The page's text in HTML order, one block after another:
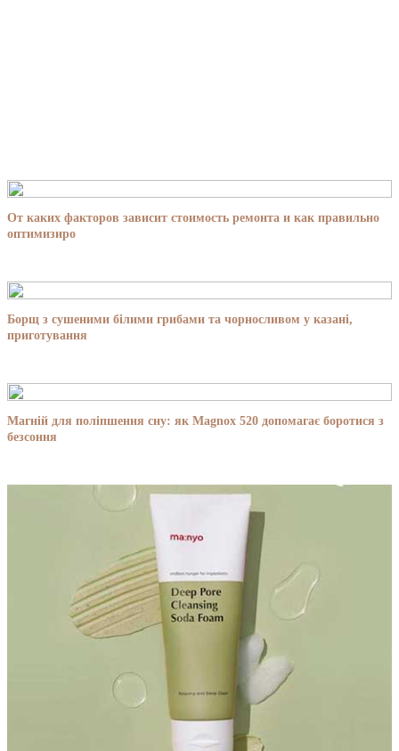
От каких факторов зависит стоимость ремонта и как правильно
оптимизиро
Борщ з сушеними білими грибами та чорносливом у казані,
приготування
Магній для поліпшення сну: як Magnox 520 допомагає боротися з
безсоння